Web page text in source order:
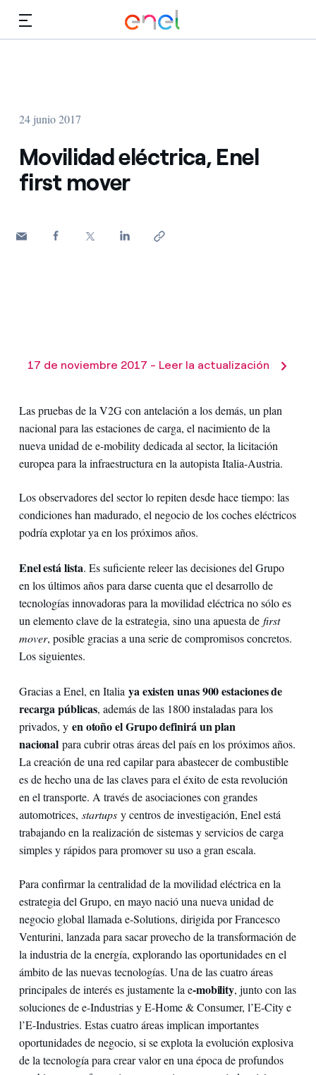
24 junio 2017
Movilidad eléctrica, Enel
first mover
17 de noviembre 2017 - Leer la actualización
Las pruebas de la V2G con antelación a los demás, un plan
nacional para las estaciones de carga, el nacimiento de la
nueva unidad de e-mobility dedicada al sector, la licitación
europea para la infraestructura en la autopista Italia-Austria.
Los observadores del sector lo repiten desde hace tiempo: las
condiciones han madurado, el negocio de los coches eléctricos
podría explotar ya en los próximos años.
Enel está lista. Es suficiente releer las decisiones del Grupo
en los últimos años para darse cuenta que el desarrollo de
tecnologías innovadoras para la movilidad eléctrica no sólo es
un elemento clave de la estrategia, sino una apuesta de first
mover, posible gracias a una serie de compromisos concretos.
Los siguientes.
Gracias a Enel, en Italia ya existen unas 900 estaciones de
recarga públicas, además de las 1800 instaladas para los
privados, y en otoño el Grupo definirá un plan
nacional para cubrir otras áreas del país en los próximos años.
La creación de una red capilar para abastecer de combustible
es de hecho una de las claves para el éxito de esta revolución
en el transporte. A través de asociaciones con grandes
automotrices, startupsy centros de investigación, Enel está
trabajando en la realización de sistemas y servicios de carga
simples y rápidos para promover su uso a gran escala.
Para confirmar la centralidad de la movilidad eléctrica en la
estrategia del Grupo, en mayo nació una nueva unidad de
negocio global llamada e-Solutions, dirigida por Francesco
Venturini, lanzada para sacar provecho de la transformación de
la industria de la energía, explorando las oportunidades en el
ámbito de las nuevas tecnologías. Una de las cuatro áreas
principales de interés es justamente la e-mobility, junto con las
soluciones de e-Industrias y E-Home & Consumer, l’E-City e
l’E-Industries. Estas cuatro áreas implican importantes
oportunidades de negocio, si se explota la evolución explosiva
de la tecnología para crear valor en una época de profundos